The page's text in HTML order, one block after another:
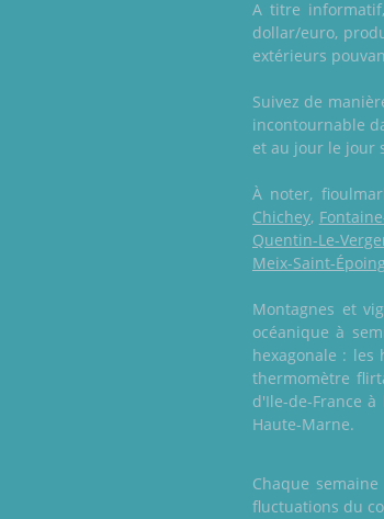
A titre
dollar/euro,
extérieurs
Suivez de
incontournable
et au jour le jour
À noter,
Chichey,
Quentin-Le-
Meix-Saint-
Montagnes et
océanique à
hexagonale : les
thermomètre
d'Ile-de-France
Haute-Marne.
Chaque
fluctuations du